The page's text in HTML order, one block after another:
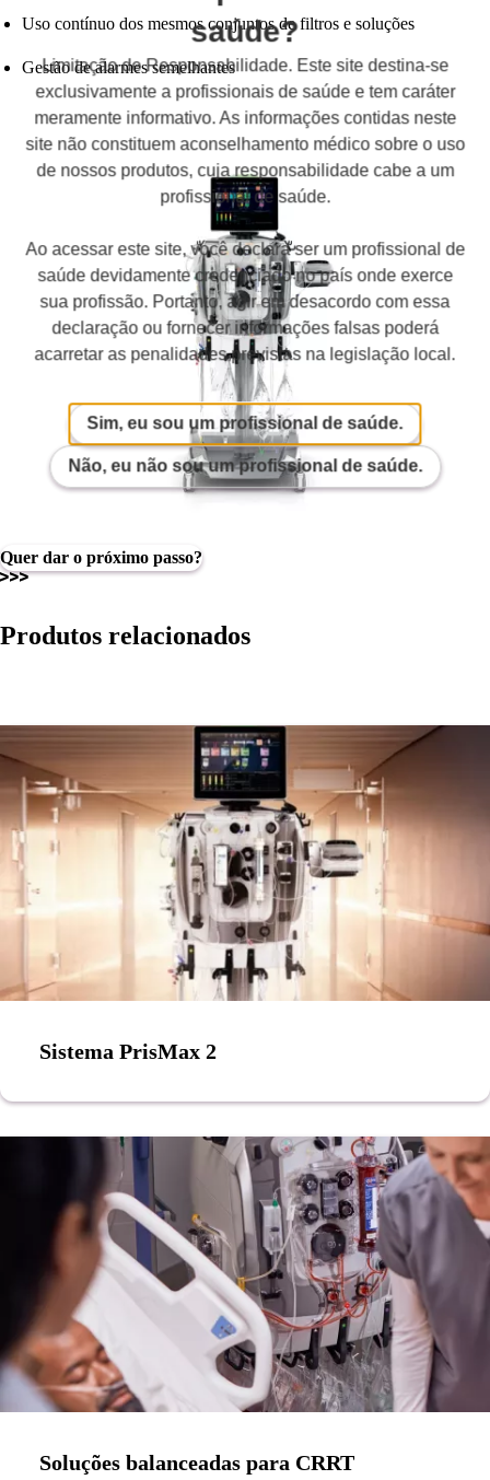
Uso contínuo dos mesmos conjuntos de filtros e soluções
Gestão de alarmes semelhantes
Quer dar o próximo passo?
Produtos relacionados
Sistema PrisMax 2
Soluções balanceadas para CRRT
saúde?
Limitação de Responsabilidade. Este site destina-se
exclusivamente a profissionais de saúde e tem caráter
meramente informativo. As informações contidas neste
site não constituem aconselhamento médico sobre o uso
de nossos produtos, cuja responsabilidade cabe a um
profissional de saúde.
Ao acessar este site, você declara ser um profissional de
saúde devidamente credenciado no país onde exerce
sua profissão. Portanto, agir em desacordo com essa
declaração ou fornecer informações falsas poderá
acarretar as penalidades previstas na legislação local.
Sim, eu sou um profissional de saúde.
Não, eu não sou um profissional de saúde.